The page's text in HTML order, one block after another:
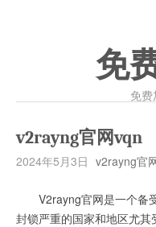
免
免
v2rayng官网vqn
2024年5月3日 v2rayng官
V2rayng官网是一个备
封锁严重的国家和地区尤其